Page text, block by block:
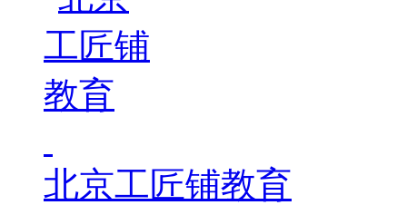
北京工匠铺教育